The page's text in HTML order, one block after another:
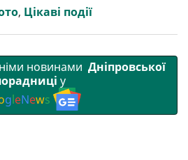
, Цікаві події
новинами Дніпровської
у
gleNews